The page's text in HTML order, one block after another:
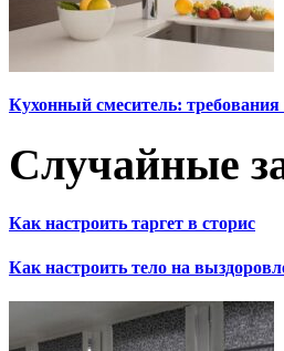
Кухонный смеситель:
Случайные
Как настроить таргет в сторис
Как настроить тело на